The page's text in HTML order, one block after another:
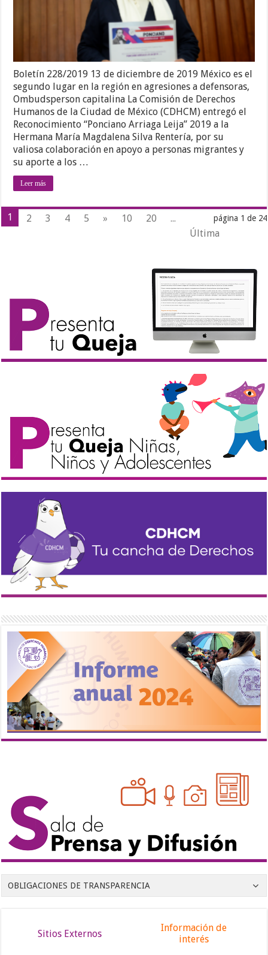
Boletín 228/2019 13 de diciembre de 2019 México es el
segundo lugar en la región en agresiones a defensoras,
Ombudsperson capitalina La Comisión de Derechos
Humanos de la Ciudad de México (CDHCM) entregó el
Reconocimiento “Ponciano Arriaga Leija” 2019 a la
Hermana María Magdalena Silva Rentería, por su
valiosa colaboración en apoyo a personas migrantes y
su aporte a los …
Leer más
página 1 de 24
1 2 3 4 5 » 10 20
...
Última
OBLIGACIONES DE TRANSPARENCIA
Sitios Externos
Información de
interés